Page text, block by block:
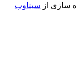
سازی از سیناوب